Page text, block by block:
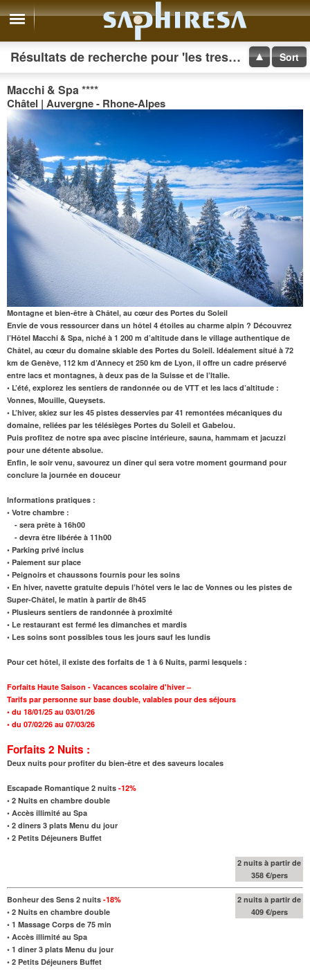
Résultats de recherche pour 'les tresoms' Sort
Macchi & Spa****
Châtel | Auvergne - Rhone-Alpes
Montagne et bien-être à Châtel, au cœur des Portes du Soleil
Envie de vous ressourcer dans un hôtel 4 étoiles au charme alpin ? Découvrez
l’Hôtel Macchi & Spa, niché à 1 200 m d’altitude dans le village authentique de
Châtel, au cœur du domaine skiable des Portes du Soleil. Idéalement situé à 72
km de Genève, 112 km d’Annecy et 250 km de Lyon, il offre un cadre préservé
entre lacs et montagnes, à deux pas de la Suisse et de l’Italie.
• L’été, explorez les sentiers de randonnée ou de VTT et les lacs d’altitude :
Vonnes, Mouille, Queysets.
• L’hiver, skiez sur les 45 pistes desservies par 41 remontées mécaniques du
domaine, reliées par les télésièges Portes du Soleil et Gabelou.
Puis profitez de notre spa avec piscine intérieure, sauna, hammam et jacuzzi
pour une détente absolue.
Enfin, le soir venu, savourez un dîner qui sera votre moment gourmand pour
conclure la journée en douceur
Informations pratiques :
• Votre chambre :
- sera prête à 16h00
- devra être libérée à 11h00
• Parking privé inclus
• Paiement sur place
• Peignoirs et chaussons fournis pour les soins
• En hiver, navette gratuite depuis l’hôtel vers le lac de Vonnes ou les pistes de
Super-Châtel, le matin à partir de 8h45
• Plusieurs sentiers de randonnée à proximité
• Le restaurant est fermé les dimanches et mardis
• Les soins sont possibles tous les jours sauf les lundis
Pour cet hôtel, il existe des forfaits de 1 à 6 Nuits, parmi lesquels :
Forfaits Haute Saison - Vacances scolaire d'hiver –
Tarifs par personne sur base double, valables pour des séjours
• du 18/01/25 au 03/01/26
• du 07/02/26 au 07/03/26
Forfaits 2 Nuits :
Deux nuits pour profiter du bien-être et des saveurs locales
Escapade Romantique 2 nuits -12%
• 2 Nuits en chambre double
• Accès illimité au Spa
• 2 diners 3 plats Menu du jour
• 2 Petits Déjeuners Buffet
2 nuits à partir de
358 €/pers
Bonheur des Sens 2 nuits -18%
• 2 Nuits en chambre double
• 1 Massage Corps de 75 min
• Accès illimité au Spa
• 1 diner 3 plats Menu du jour
• 2 Petits Déjeuners Buffet
2 nuits à partir de
409 €/pers